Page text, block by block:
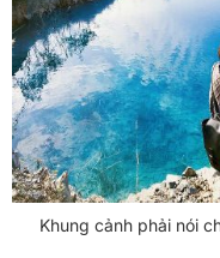
Khung cảnh phải nói